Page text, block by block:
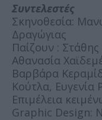
Συντελεστές
Σκηνοθεσία:
Δραγώγιας
Παίζουν :
Αθανασία
Βαρβάρα
Κούτλα, Ευγενία
Επιμέλεια
Graphic Design: